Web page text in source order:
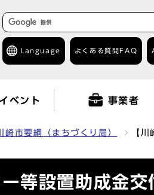
Language よくある質問 FAQ
ベント 事業者
崎市要綱（まちづくり局） 【
等設置助成金交